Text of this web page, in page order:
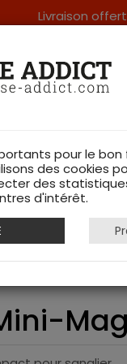
Livraison
DANS LES VOSGES &
DE CHASSE
Prévot Mini-Mag
pour le
des cookies
des
d'intérêt.